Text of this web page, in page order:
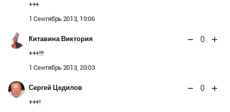
+++
1 Сентябрь 2013, 19:06
Китавина Виктория 0
+++!!!
1 Сентябрь 2013, 20:03
Сергей Цедилов 0
+++!